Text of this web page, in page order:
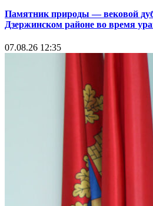
Памятник природы — вековой
Дзержинском районе во время
07.08.26 12:35